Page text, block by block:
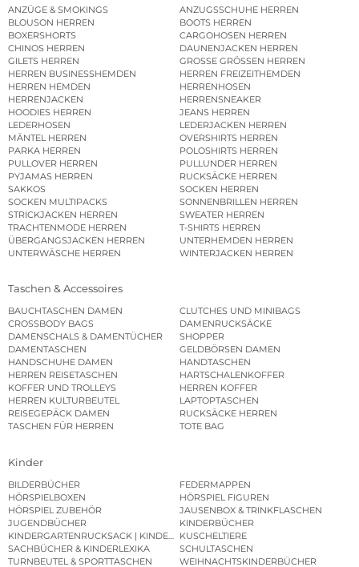
ANZÜGE & SMOKINGS
ANZUGSSCHUHE HERREN
BLOUSON HERREN
BOOTS HERREN
BOXERSHORTS
CARGOHOSEN HERREN
CHINOS HERREN
DAUNENJACKEN HERREN
GILETS HERREN
GROSSE GRÖSSEN HERREN
HERREN BUSINESSHEMDEN
HERREN FREIZEITHEMDEN
HERREN HEMDEN
HERRENHOSEN
HERRENJACKEN
HERRENSNEAKER
HOODIES HERREN
JEANS HERREN
LEDERHOSEN
LEDERJACKEN HERREN
MÄNTEL HERREN
OVERSHIRTS HERREN
PARKA HERREN
POLOSHIRTS HERREN
PULLOVER HERREN
PULLUNDER HERREN
PYJAMAS HERREN
RUCKSÄCKE HERREN
SAKKOS
SOCKEN HERREN
SOCKEN MULTIPACKS
SONNENBRILLEN HERREN
STRICKJACKEN HERREN
SWEATER HERREN
TRACHTENMODE HERREN
T-SHIRTS HERREN
ÜBERGANGSJACKEN HERREN
UNTERHEMDEN HERREN
UNTERWÄSCHE HERREN
WINTERJACKEN HERREN
Taschen & Accessoires
BAUCHTASCHEN DAMEN
CLUTCHES UND MINIBAGS
CROSSBODY BAGS
DAMENRUCKSÄCKE
DAMENSCHALS & DAMENTÜCHER
SHOPPER
DAMENTASCHEN
GELDBÖRSEN DAMEN
HANDSCHUHE DAMEN
HANDTASCHEN
HERREN REISETASCHEN
HARTSCHALENKOFFER
KOFFER UND TROLLEYS
HERREN KOFFER
HERREN KULTURBEUTEL
LAPTOPTASCHEN
REISEGEPÄCK DAMEN
RUCKSÄCKE HERREN
TASCHEN FÜR HERREN
TOTE BAG
Kinder
BILDERBÜCHER
FEDERMAPPEN
HÖRSPIELBOXEN
HÖRSPIEL FIGUREN
HÖRSPIEL ZUBEHÖR
JAUSENBOX & TRINKFLASCHEN
JUGENDBÜCHER
KINDERBÜCHER
KINDERGARTENRUCKSACK | KINDERGARTENBEUTEL
KUSCHELTIERE
SACHBÜCHER & KINDERLEXIKA
SCHULTASCHEN
TURNBEUTEL & SPORTTASCHEN
WEIHNACHTSKINDERBÜCHER